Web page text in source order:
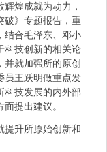
煌成就为动力，
破》专题报告，重
结合毛泽东、邓小
科技创新的相关论
并就加强所的原创
员王跃明做重点发
科技发展的内外部
提出建议。
升所原始创新和